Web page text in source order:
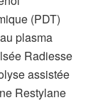
(PDT)
plasma
Radiesse
assistée
Restylane